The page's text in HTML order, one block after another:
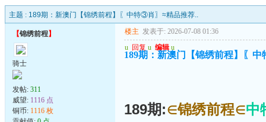
主题 : 189期：新澳门【锦绣前程】〖中特③肖〗≈精品推荐..
【锦绣前程】
骑士
发帖: 311
威望: 1116 点
铜币: 1116 枚
楼主 发表于: 2026-07-08 01:36
u 回复 u 编辑 u
189期：新澳门【锦绣前程】〖
189期:∈锦绣前程∈中